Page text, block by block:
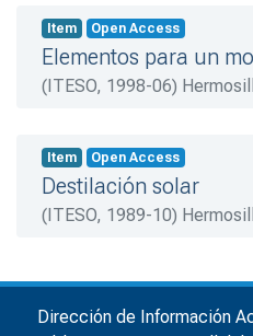
Item Open Access
Elementos para un
(ITESO, 1998-06)
Item Open Access
Destilación solar
(ITESO, 1989-10)
Dirección de Información